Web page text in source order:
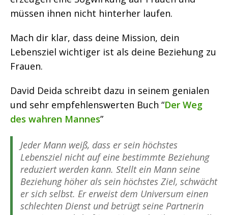
müssen ihnen nicht hinterher laufen.
Mach dir klar, dass deine Mission, dein
Lebensziel wichtiger ist als deine Beziehung zu
Frauen.
David Deida schreibt dazu in seinem genialen
und sehr empfehlenswerten Buch “Der Weg
des wahren Mannes”
Jeder Mann weiß, dass er sein höchstes
Lebensziel nicht auf eine bestimmte Beziehung
reduziert werden kann. Stellt ein Mann seine
Beziehung höher als sein höchstes Ziel, schwächt
er sich selbst. Er erweist dem Universum einen
schlechten Dienst und betrügt seine Partnerin